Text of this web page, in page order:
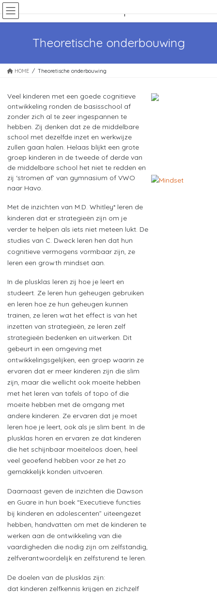
Ga
naar
de
Ga
naar
de
Theoretische onderbouwing
HOME Theoretische onderbouwing
Veel kinderen met een goede cognitieve
ontwikkeling ronden de basisschool af
zonder zich al te zeer ingespannen te
hebben. Zij denken dat ze de middelbare
school met dezelfde inzet en werkwijze
zullen gaan halen. Helaas blijkt een grote
groep kinderen in de tweede of derde van
de middelbare school het niet te redden en
zij ‘stromen af’ van gymnasium of VWO
naar Havo.
Met de inzichten van M.D. Whitley* leren de
kinderen dat er strategieën zijn om je
verder te helpen als iets niet meteen lukt. De
studies van C. Dweck leren hen dat hun
cognitieve vermogens vormbaar zijn, ze
leren een growth mindset aan.
In de plusklas leren zij hoe je leert en
studeert. Ze leren hun geheugen gebruiken
en leren hoe ze hun geheugen kunnen
trainen, ze leren wat het effect is van het
inzetten van strategieën, ze leren zelf
strategieën bedenken en uitwerken. Dit
gebeurt in een omgeving met
ontwikkelingsgelijken, een groep waarin ze
ervaren dat er meer kinderen zijn die slim
zijn, maar die wellicht ook moeite hebben
met het leren van tafels of topo of die
moeite hebben met de omgang met
andere kinderen. Ze ervaren dat je moet
leren hoe je leert, ook als je slim bent. In de
plusklas horen en ervaren ze dat kinderen
die het schijnbaar moeiteloos doen, heel
veel geoefend hebben voor ze het zo
gemakkelijk konden uitvoeren.
Daarnaast geven de inzichten die Dawson
en Guare in hun boek “Executieve functies
bij kinderen en adolescenten” uiteengezet
hebben, handvatten om met de kinderen te
werken aan de ontwikkeling van die
vaardigheden die nodig zijn om zelfstandig,
zelfverantwoordelijk en zelfsturend te leren.
De doelen van de plusklas zijn:
dat kinderen zelfkennis krijgen en zichzelf